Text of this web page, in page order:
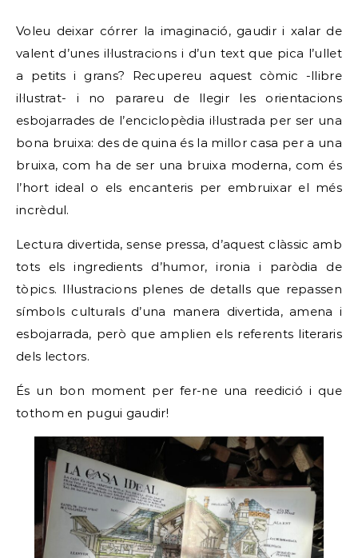
Voleu deixar córrer la imaginació, gaudir i xalar de
valent d’unes il·lustracions i d’un text que pica l’ullet
a petits i grans? Recupereu aquest còmic -llibre
il·lustrat- i no parareu de llegir les orientacions
esbojarrades de l’enciclopèdia il·lustrada per ser una
bona bruixa: des de quina és la millor casa per a una
bruixa, com ha de ser una bruixa moderna, com és
l’hort ideal o els encanteris per embruixar el més
incrèdul.
Lectura divertida, sense pressa, d’aquest clàssic amb
tots els ingredients d’humor, ironia i paròdia de
tòpics. Il·lustracions plenes de detalls que repassen
símbols culturals d’una manera divertida, amena i
esbojarrada, però que amplien els referents literaris
dels lectors.
És un bon moment per fer-ne una reedició i que
tothom en pugui gaudir!